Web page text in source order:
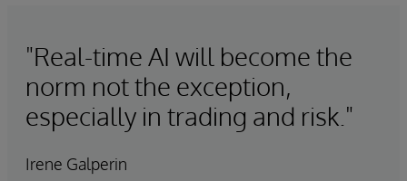
"Real-time AI will become the
norm not the exception,
especially in trading and risk."
Irene Galperin